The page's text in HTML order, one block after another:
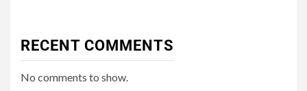
RECENT COMMENTS
No comments to show.